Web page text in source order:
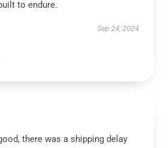
to endure.
Sep 24, 2024
there was a shipping delay